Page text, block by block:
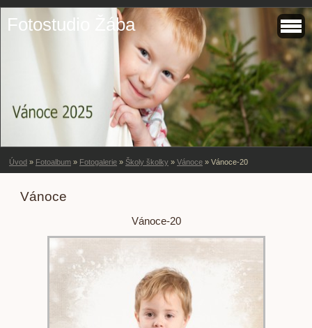
Fotostudio Žába
Úvod » Fotoalbum » Fotogalerie » Školy školky » Vánoce » Vánoce-20
Vánoce
Vánoce-20